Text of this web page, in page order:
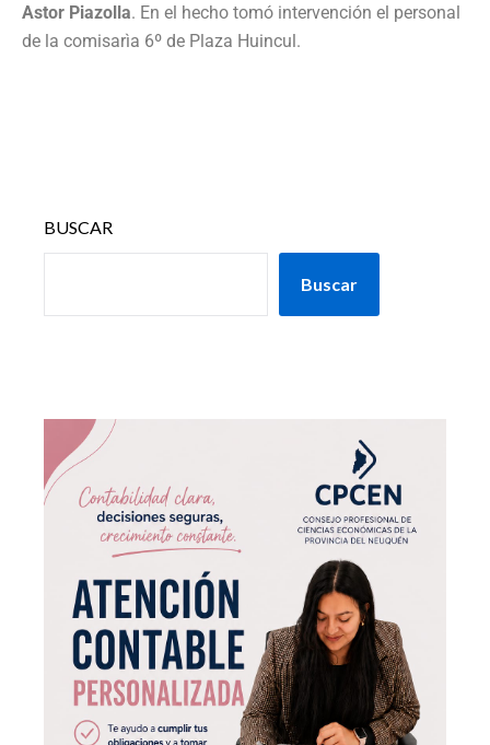
Astor Piazolla. En el hecho tomó intervención el personal
de la comisarìa 6º de Plaza Huincul.
BUSCAR
Buscar